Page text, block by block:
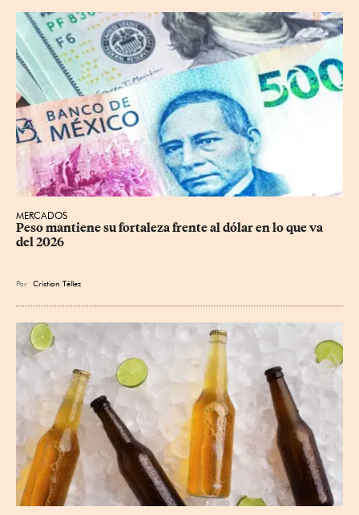
MERCADOS
Peso mantiene su fortaleza frente al dólar en lo que va
del 2026
Por Cristian Téllez